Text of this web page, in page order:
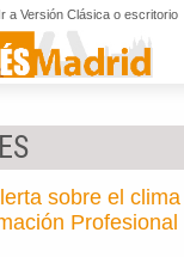
Ir a Versión Clásica o escritorio
sobre el
Profesional